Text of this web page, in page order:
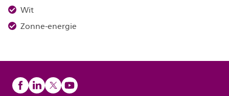
Wit
Zonne-energie